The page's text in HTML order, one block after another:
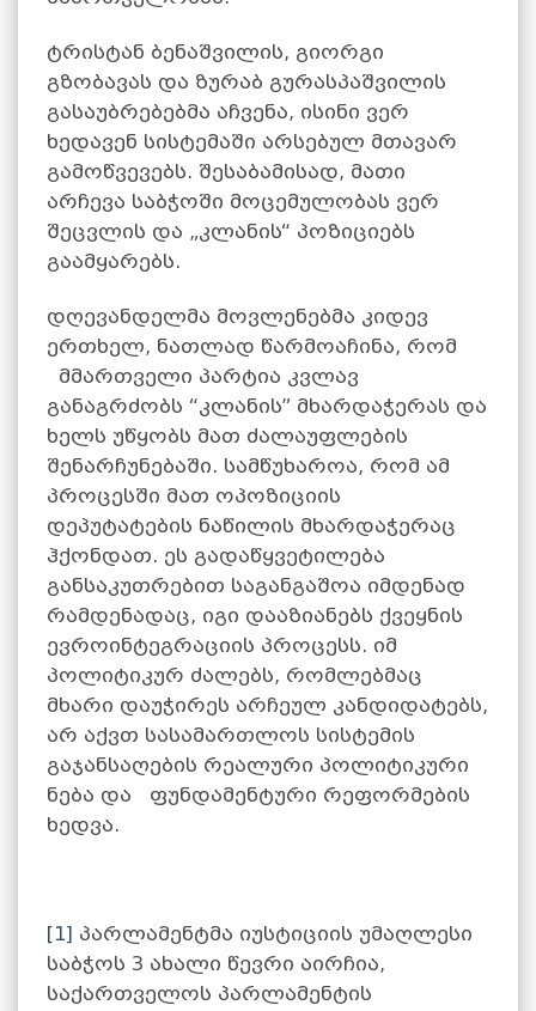
ტრისტან ბენაშვილის, გიორგი
გზობავას და ზურაბ გურასპაშვილის
გასაუბრებებმა აჩვენა, ისინი ვერ
ხედავენ სისტემაში არსებულ მთავარ
გამოწვევებს. შესაბამისად, მათი
არჩევა საბჭოში მოცემულობას ვერ
შეცვლის და „კლანის“ პოზიციებს
გაამყარებს.
დღევანდელმა მოვლენებმა კიდევ
ერთხელ, ნათლად წარმოაჩინა, რომ
მმართველი პარტია კვლავ
განაგრძობს “კლანის” მხარდაჭერას და
ხელს უწყობს მათ ძალაუფლების
შენარჩუნებაში. სამწუხაროა, რომ ამ
პროცესში მათ ოპოზიციის
დეპუტატების ნაწილის მხარდაჭერაც
ჰქონდათ. ეს გადაწყვეტილება
განსაკუთრებით საგანგაშოა იმდენად
რამდენადაც, იგი დააზიანებს ქვეყნის
ევროინტეგრაციის პროცესს. იმ
პოლიტიკურ ძალებს, რომლებმაც
მხარი დაუჭირეს არჩეულ კანდიდატებს,
არ აქვთ სასამართლოს სისტემის
გაჯანსაღების რეალური პოლიტიკური
ნება და ფუნდამენტური რეფორმების
ხედვა.
[1] პარლამენტმა იუსტიციის უმაღლესი
საბჭოს 3 ახალი წევრი აირჩია,
საქართველოს პარლამენტის